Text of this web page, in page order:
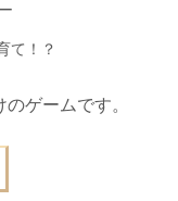
て！？
ゲームです。